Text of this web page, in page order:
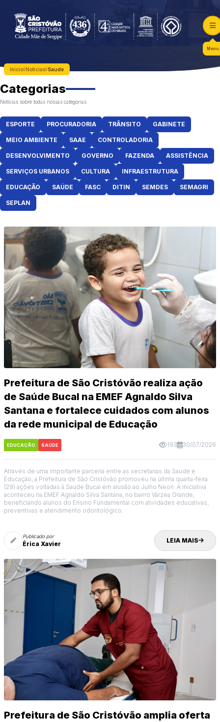
Menu
Início Notícias Saude
Categorias
Notícias sobre todas nossas categorias
ESPORTE PROCURADORIA TRÂNSITO GABINETE
MEIO AMBIENTE SAAE CONTROLADORIA
DESENVOLVIMENTO GOVERNO FAZENDA ASSISTÊNCIA
SERVIÇOS URBANOS CULTURA INFRAESTRUTURA
EDUCAÇÃO SAÚDE FASC DITIN SEMDES SEMAGRI
SEPLAN
Prefeitura de São Cristóvão realiza ação
de Saúde Bucal na EMEF Agnaldo Silva
Santana e fortalece cuidados com alunos
da rede municipal de Educação
EDUCAÇÃO SAÚDE 193 30/07/2026
Através de uma importante parceria entre as secretarias da Saúde e
Educação, a Prefeitura de São Cristóvão promoveu na última quarta-feira
(29) ações voltadas à Saúde Bucal em alusão ao Julho Neon. A iniciativa
aconteceu na EMEF Agnaldo Silva Santana, no bairro Várzea Grande,
beneficiando alunos do Ensino Fundamental com atividades educativas,
preventivas e atendimento odontológico.
Publicado por
Érica Xavier LEIA MAIS
Prefeitura de São Cristóvão amplia oferta